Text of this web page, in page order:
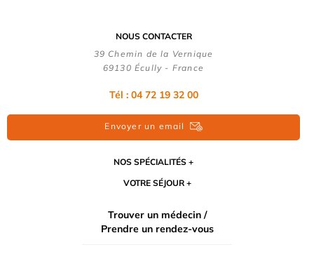
NOUS CONTACTER
39 Chemin de la Vernique
69130 Écully - France
Tél : 04 72 19 32 00
Envoyer un email
NOS SPÉCIALITÉS
VOTRE SÉJOUR
Trouver un médecin /
Prendre un rendez-vous